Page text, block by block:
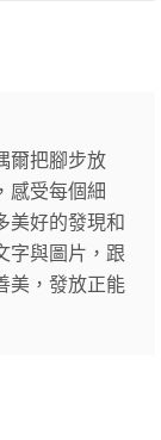
爾把腳步放
感受每個細
美好的發現和
字與圖片，跟
美，發放正能